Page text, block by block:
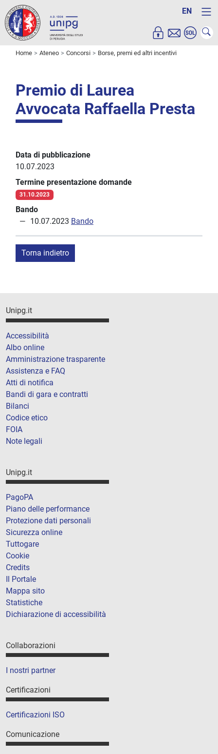
EN
Home Ateneo Concorsi Borse, premi ed altri incentivi
Premio di Laurea
Avvocata Raffaella Presta
Data di pubblicazione
10.07.2023
Termine presentazione domande
31.10.2023
Bando
10.07.2023 Bando
Torna indietro
Unipg.it
Accessibilità
Albo online
Amministrazione trasparente
Assistenza e FAQ
Atti di notifica
Bandi di gara e contratti
Bilanci
Codice etico
FOIA
Note legali
Unipg.it
PagoPA
Piano delle performance
Protezione dati personali
Sicurezza online
Tuttogare
Cookie
Credits
Il Portale
Mappa sito
Statistiche
Dichiarazione di accessibilità
Collaborazioni
I nostri partner
Certificazioni
Certificazioni ISO
Comunicazione